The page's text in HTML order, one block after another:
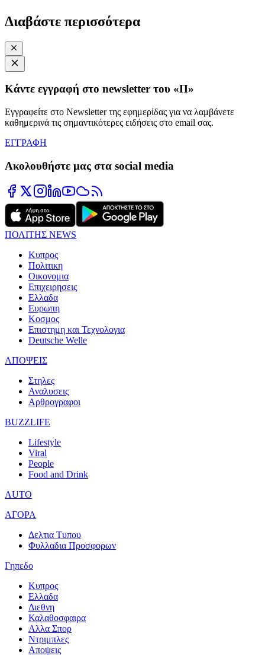
Διαβάστε περισσότερα
Κάντε εγγραφή στο newsletter του «Π»
Εγγραφείτε στο Newsletter της εφημερίδας για να λαμβάνετε
καθημερινά τις σημαντικότερες ειδήσεις στο email σας.
ΕΓΓΡΑΦΗ
Ακολουθήστε μας στα social media
ΠΟΛΙΤΗΣ NEWS
Κυπρος
Πολιτικη
Οικονομια
Επιχειρησεις
Ελλαδα
Ευρωπη
Κοσμος
Επιστημη και Τεχνολογια
Deutsche Welle
ΑΠΟΨΕΙΣ
Στηλες
Αναλυσεις
Αρθρογραφοι
BUZZLIFE
Lifestyle
Viral
People
Food and Drink
AUTO
ΑΓΟΡΑ
Δελτια Τυπου
Φυλλαδια Προσφορων
Γηπεδο
Κυπρος
Ελλαδα
Διεθνη
Καλαθοσφαιρα
Αλλα Σπορ
Ντριμπλες
Αποψεις